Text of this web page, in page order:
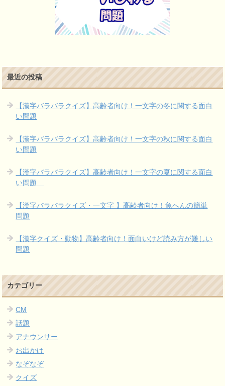
最近の投稿
【漢字バラバラクイズ】高齢者向け！一文字の冬に関する面白
い問題
【漢字バラバラクイズ】高齢者向け！一文字の秋に関する面白
い問題
【漢字バラバラクイズ】高齢者向け！一文字の夏に関する面白
い問題
【漢字バラバラクイズ・一文字 】高齢者向け！魚へんの簡単
問題
【漢字クイズ・動物】高齢者向け！面白いけど読み方が難しい
問題
カテゴリー
CM
話題
アナウンサー
お出かけ
なぞなぞ
クイズ